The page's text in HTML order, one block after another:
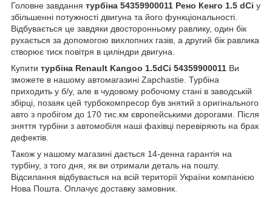
Головне завдання турбіна 54359900011 Рено Кенго 1.5 dCi у
збільшенні потужності двигуна та його функціональності.
Відбувається це завдяки двосторонньому равлику, один бік
рухається за допомогою вихлопних газів, а другий бік равлика
створює тиск повітря в циліндри двигуна.
Купити турбіна Renault Kangoo 1.5dCi 54359900011 Ви
зможете в нашому автомагазині Zapchastie. Турбіна
приходить у б/у, але в чудовому робочому стані в заводській
збірці, позаяк цей турбокомпресор був знятий з оригінального
авто з пробігом до 170 тис.км європейськими дорогами. Після
зняття турбіни з автомобіля наші фахівці перевіряють на брак
дефектів.
Також у нашому магазині дається 14-денна гарантія на
турбіну, з того дня, як ви отримали деталь на пошту.
Відсилання відбувається на всій території України компанією
Нова Пошта. Оплачує доставку замовник.